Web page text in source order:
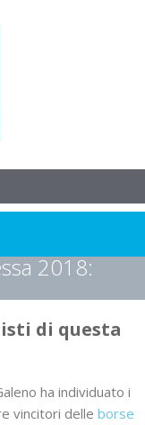
2018:
di questa
ha individuato i
vincitori delle borse